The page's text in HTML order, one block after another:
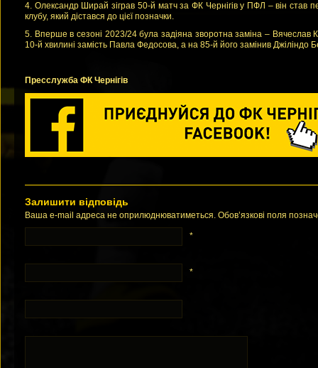
4. Олександр Ширай зіграв 50-й матч за ФК Чернігів у ПФЛ – він став
клубу, який дістався до цієї позначки.
5. Вперше в сезоні 2023/24 була задіяна зворотна заміна –
10-й хвилині замість Павла Федосова, а на 85-й його замінив Джіліндо
Пресслужба ФК Чернігів
Залишити відповідь
Ваша e-mail адреса не оприлюднюватиметься. Обов’язкові поля
*
*